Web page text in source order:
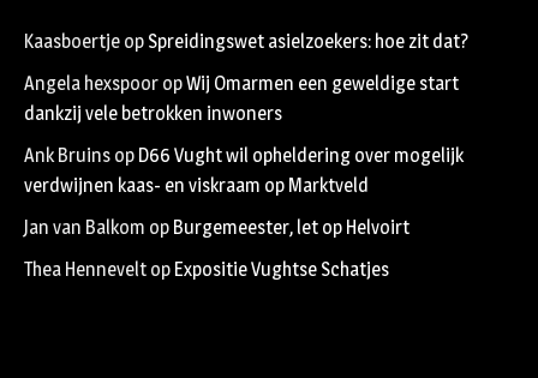
Kaasboertje op Spreidingswet asielzoekers: hoe zit dat?
Angela hexspoor opWij Omarmen een geweldige start
dankzij vele betrokken inwoners
Ank Bruins op D66 Vught wil opheldering over mogelijk
verdwijnen kaas- en viskraam op Marktveld
Jan van Balkom op Burgemeester, let op Helvoirt
Thea Hennevelt op Expositie Vughtse Schatjes